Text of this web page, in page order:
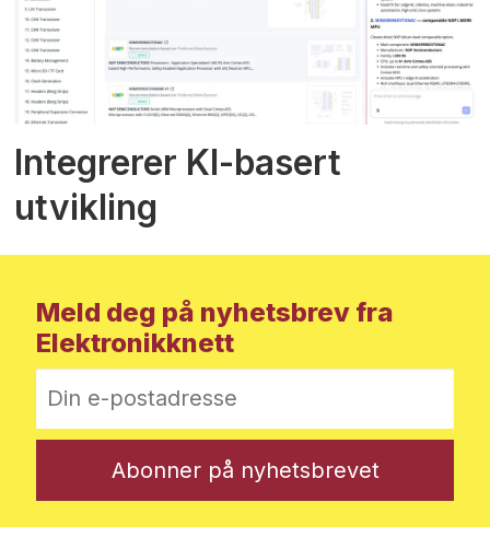
Integrerer KI-basert
utvikling
Meld deg på nyhetsbrev fra
Elektronikknett